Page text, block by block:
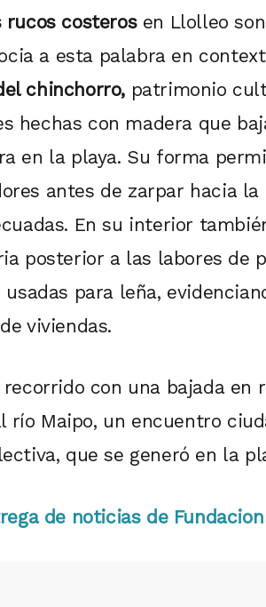
rucos costeros en Llolleo
a esta palabra en
chinchorro, patrimonio
hechas con madera que
en la playa. Su forma
antes de zarpar hacia la
En su interior
posterior a las labores de
para leña,
viviendas.
con una bajada en
río Maipo, un encuentro
que se generó en la
de noticias de